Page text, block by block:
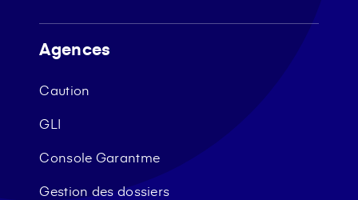
Agences
Caution
GLI
Console Garantme
Gestion des dossiers